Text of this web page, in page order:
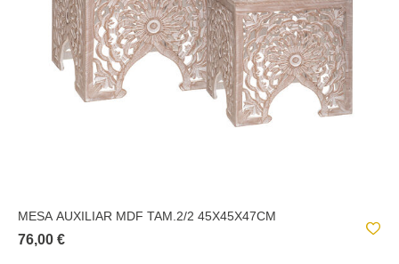
PAPEL Y SIMILARES;
PIELES Y SIMILARES;
PLÁSTICOS Y SIMILARES;
PRODUCTOS DE MADERA Y SIMILARES;
VIDRIO Y SIMILARES;
OLME DESIGN
RITUALITY
SEA VIEW
MESA AUXILIAR MDF TAM.2/2 45X45X47CM
76,00 €